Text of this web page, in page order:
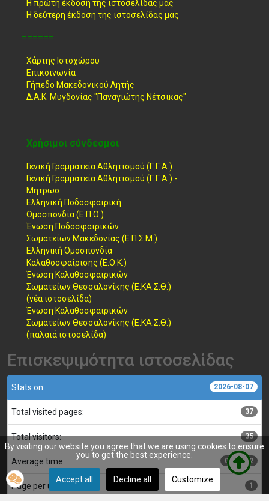
Η πρώτη έκδοση της ιστοσελίδας μας
Η δεύτερη έκδοση της ιστοσελίδας μας
======
Χάρτης Ιστοχώρου
Επικοινωνία
Γήπεδο Μακεδονικού Λητής
Δ.Α.Κ. Μυγδονίας "Παναγιώτης Νέτσικας"
Χρήσιμοι σύνδεσμοι
Γενική Γραμματεία Αθλητισμού (Γ.Γ.Α.)
Γενική Γραμματεία Αθλητισμού (Γ.Γ.Α.) -
Μητρωο
Ελληνική Ποδοσφαιρική
Ομοσπονδία (Ε.Π.Ο.)
Ένωση Ποδοσφαιρικών
Σωματείων Μακεδονίας (Ε.Π.Σ.Μ.)
Ελληνική Ομοσπονδία
Καλαθοσφαίρισης (Ε.Ο.Κ.)
Ένωση Καλαθοσφαιρικών
Σωματείων Θεσσαλονίκης (Ε.ΚΑ.Σ.Θ.)
(νέα ιστοσελίδα)
Ένωση Καλαθοσφαιρικών
Σωματείων Θεσσαλονίκης (Ε.ΚΑ.Σ.Θ.)
(παλαιά ιστοσελίδα)
Επισκεψιμότητα ιστοσελίδας
Stats on: 2026-08-07
Total visited pages: 37
Total visitors: 35
Average time: 00:00:02
Page per user: 1
By visiting our website you agree that we are using cookies to ensure
you to get the best experience.
Accept all Decline all Customize